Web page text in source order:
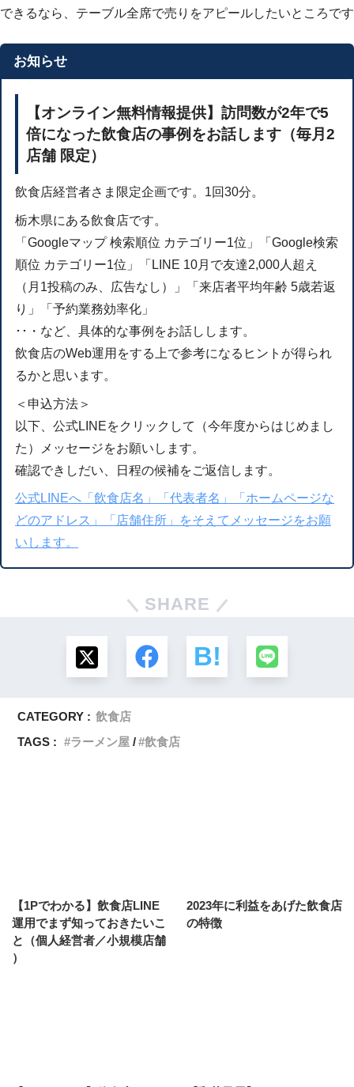
できるなら、テーブル全席で売りをアピールしたいところです
お知らせ
【オンライン無料情報提供】訪問数が2年で5
倍になった飲食店の事例をお話します（毎月2
店舗 限定）
飲食店経営者さま限定企画です。1回30分。
栃木県にある飲食店です。
「Googleマップ 検索順位 カテゴリー1位」「Google検索
順位 カテゴリー1位」「LINE 10月で友達2,000人超え
（月1投稿のみ、広告なし）」「来店者平均年齢 5歳若返
り」「予約業務効率化」
･･・など、具体的な事例をお話しします。
飲食店のWeb運用をする上で参考になるヒントが得られ
るかと思います。
＜申込方法＞
以下、公式LINEをクリックして（今年度からはじめまし
た）メッセージをお願いします。
確認できしだい、日程の候補をご返信します。
公式LINEへ「飲食店名」「代表者名」「ホームページな
どのアドレス」「店舗住所」をそえてメッセージをお願
いします。
SHARE
CATEGORY : 飲食店
TAGS :
ラーメン屋 飲食店
【1Pでわかる】飲食店LINE
運用でまず知っておきたいこ
と（個人経営者／小規模店舗
）
2023年に利益をあげた飲食店
の特徴